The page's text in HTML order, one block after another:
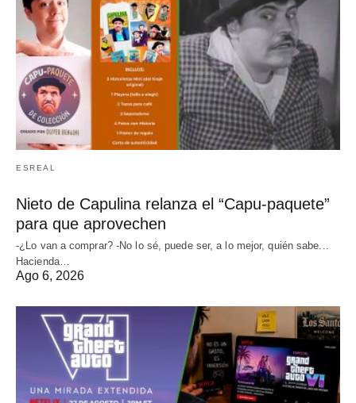
ESREAL
Nieto de Capulina relanza el “Capu-paquete”
para que aprovechen
-¿Lo van a comprar? -No lo sé, puede ser, a lo mejor, quién sabe...
Hacienda…
Ago 6, 2026